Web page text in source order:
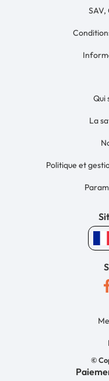
SAV,
Qui
La
Politique et
©